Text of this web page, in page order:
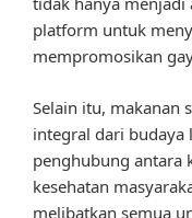
platform untuk
mempromosikan
Selain itu, makanan
integral dari budaya
penghubung antara
kesehatan
melibatkan semua